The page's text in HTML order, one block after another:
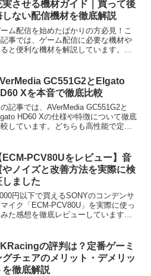
実させる機材ガイド｜買って後
しない配信機材を徹底解説
ム配信を始めたばかりの方必見！こ
事では、ゲーム配信に必要な機材や
と便利な機材を解説しています。実
の記事を読むと、誰でも配信できる環
本格的な配信環境が作れます。
GC551G2とElgato
Xを本音で徹底比較
記事では、AVerMedia GC551G2と
HD60 Xの仕様や特徴について徹底
較しています。どちらも高性能で定番
。この記事を読むと、自分がGC551G2
HD60 Xのどちらに合っているかわかり
。
ECM-PCV80Uをレビュー】音
やノイズと改善方法を実際に検
しました
円以下で買えるSONYのコンデンサ
イク「ECM-PCV80U」を実際に使っ
た感想を徹底レビューしています。
ても詳しく紹介します。記事を読むこ
で自分に合っているか参考にしていた
ます。
の評判は？定番ゲーミ
グチェアのメリット・デメリッ
を徹底解説